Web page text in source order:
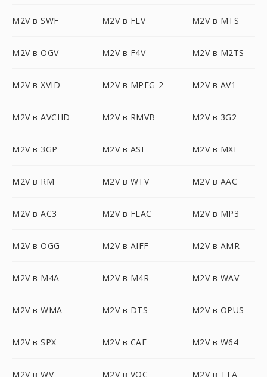
M2V в SWF M2V в FLV M2V в MTS
M2V в OGV M2V в F4V M2V в M2TS
M2V в XVID M2V в MPEG-2 M2V в AV1
M2V в AVCHD M2V в RMVB M2V в 3G2
M2V в 3GP M2V в ASF M2V в MXF
M2V в RM M2V в WTV M2V в AAC
M2V в AC3 M2V в FLAC M2V в MP3
M2V в OGG M2V в AIFF M2V в AMR
M2V в M4A M2V в M4R M2V в WAV
M2V в WMA M2V в DTS M2V в OPUS
M2V в SPX M2V в CAF M2V в W64
M2V в WV M2V в VOC M2V в TTA